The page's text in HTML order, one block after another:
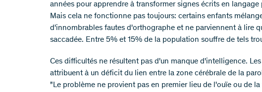
années pour apprendre à transformer signes écrits en langage
Mais cela ne fonctionne pas toujours: certains enfants
d'innombrables fautes d'orthographe et ne parviennent à lire
saccadée. Entre 5% et 15% de la population souffre de tels
Ces difficultés ne résultent pas d'un manque d'intelligence.
attribuent à un déficit du lien entre la zone cérébrale de la
"Le problème ne provient pas en premier lieu de l'ouïe ou de